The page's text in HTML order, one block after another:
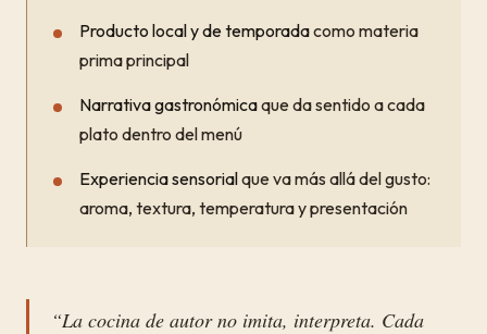
Producto local y de temporadacomo materia
prima principal
Narrativa gastronómicaque da sentido a cada
plato dentro del menú
Experiencia sensorialque va más allá del gusto:
aroma, textura, temperatura y presentación
“La cocina de autor no imita, interpreta. Cada